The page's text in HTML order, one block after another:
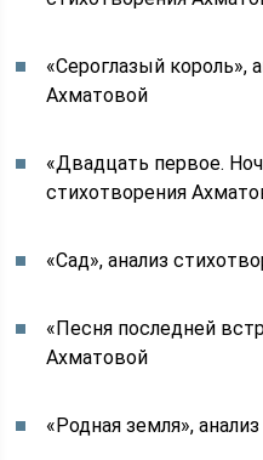
«Сероглазый король»,
Ахматовой
«Двадцать первое.
стихотворения
«Сад», анализ
«Песня последней
Ахматовой
«Родная земля»,